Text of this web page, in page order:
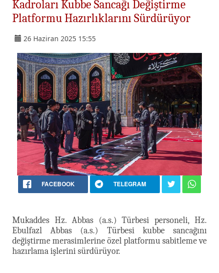
Kadroları Kubbe Sancağı Değiştirme
Platformu Hazırlıklarını Sürdürüyor
26 Haziran 2025 15:55
FACEBOOK TELEGRAM
Mukaddes Hz. Abbas (a.s.) Türbesi personeli, Hz.
Ebulfazl Abbas (a.s.) Türbesi kubbe sancağını
değiştirme merasimlerine özel platformu sabitleme ve
hazırlama işlerini sürdürüyor.